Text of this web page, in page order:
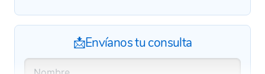
📩Envíanos tu consulta